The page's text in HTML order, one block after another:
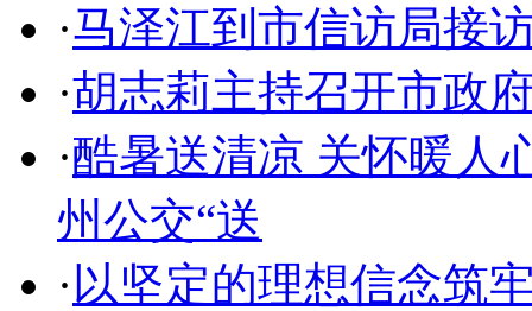
·马泽江到市信访局接
·胡志莉主持召开市政
·酷暑送清凉 关怀暖人
州公交“送
·以坚定的理想信念筑